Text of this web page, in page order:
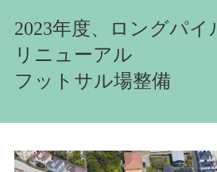
2023年度、ロングパイ
リニューアル
フットサル場整備